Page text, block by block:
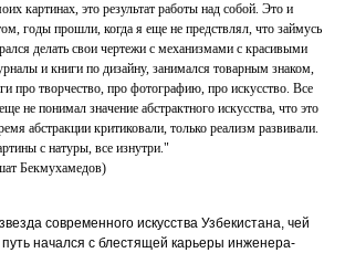
картинах, это результат работы над собой. Это и
годы прошли, когда я еще не предствлял, что займусь
делать свои чертежи с механизмами с красивыми
и книги по дизайну, занимался товарным знаком,
про творчество, про фотографию, про искусство. Все
не понимал значение абстрактного искусства, что это
абстракции критиковали, только реализм развивали.
с натуры, все изнутри."
Бекмухамедов)
современного искусства Узбекистана, чей
начался с блестящей карьеры инженера-